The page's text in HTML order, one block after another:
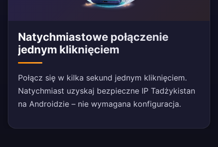
Natychmiastowe połączenie
jednym kliknięciem
Połącz się w kilka sekund jednym kliknięciem.
Natychmiast uzyskaj bezpieczne IP Tadżykistan
na Androidzie – nie wymagana konfiguracja.